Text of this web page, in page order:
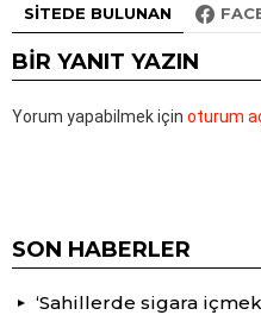
SITEDE BULUNAN
BIR YANIT YAZIN
Yorum yapabilmek için oturum
SON HABERLER
‘Sahillerde sigara içmek